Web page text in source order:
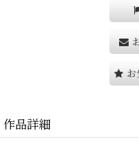
作品詳細